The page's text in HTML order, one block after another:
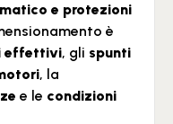
e protezioni
è
effettivi, gli spunti
, la
e le condizioni